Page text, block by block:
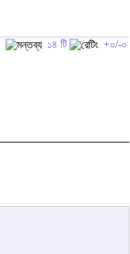
১৪ টি +০/-০